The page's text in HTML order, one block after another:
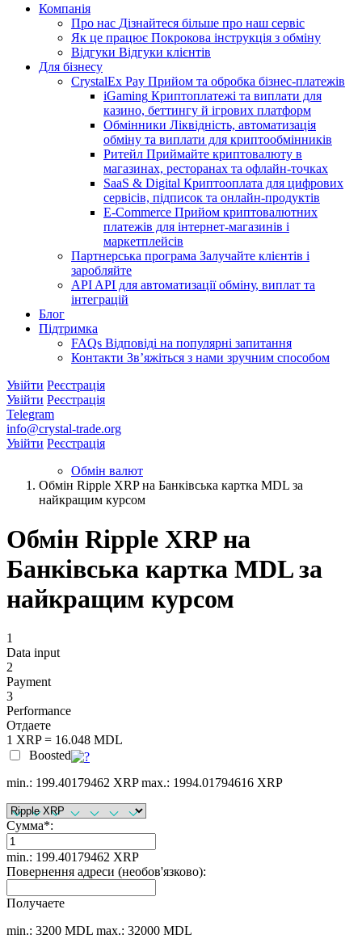
Компанія
Про нас Дізнайтеся більше про наш сервіс
Як це працює Покрокова інструкція з обміну
Відгуки Відгуки клієнтів
Для бізнесу
CrystalEx Pay Прийом та обробка бізнес-платежів
iGaming Криптоплатежі та виплати для
казино, беттингу й ігрових платформ
Обмінники Ліквідність, автоматизація
обміну та виплати для криптообмінників
Ритейл Приймайте криптовалюту в
магазинах, ресторанах та офлайн-точках
SaaS & Digital Криптооплата для цифрових
сервісів, підписок та онлайн-продуктів
E-Commerce Прийом криптовалютних
платежів для інтернет-магазинів і
маркетплейсів
Партнерська програма Залучайте клієнтів і
заробляйте
API API для автоматизації обміну, виплат та
інтеграцій
Блог
Підтримка
FAQs Відповіді на популярні запитання
Контакти Зв’яжіться з нами зручним способом
Увійти Реєстрація
Увійти Реєстрація
Telegram
info@crystal-trade.org
Увійти Реєстрація
Обмін валют
Обмін Ripple XRP на Банківська картка MDL за
найкращим курсом
Обмін Ripple XRP на
Банківська картка MDL за
найкращим курсом
1
Data input
2
Payment
3
Performance
Отдаете
1 XRP = 16.048 MDL
Boosted
min.: 199.40179462 XRP max.: 1994.01794616 XRP
Сумма*:
min.: 199.40179462 XRP
Повернення адреси (необов'язково):
Получаете
min.: 3200 MDL max.: 32000 MDL